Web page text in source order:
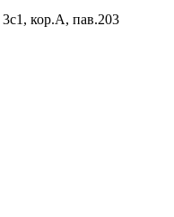
кор.А, пав.203